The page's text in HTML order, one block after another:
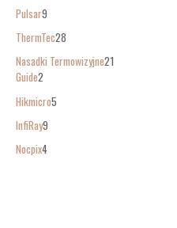
Pulsar9
ThermTec28
Nasadki Termowizyjne21
Guide2
Hikmicro5
InfiRay9
Nocpix4